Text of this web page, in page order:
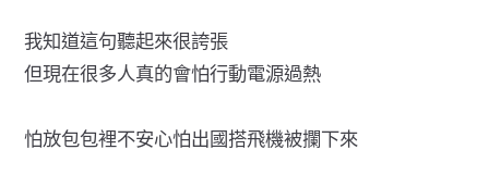
我知道這句聽起來很誇張
但現在很多人真的會怕行動電源過熱
怕放包包裡不安心怕出國搭飛機被攔下來